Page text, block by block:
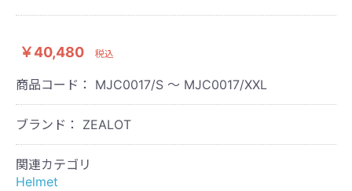
￥40,480 税込
商品コード： MJC0017/S ～ MJC0017/XXL
ブランド： ZEALOT
関連カテゴリ
Helmet